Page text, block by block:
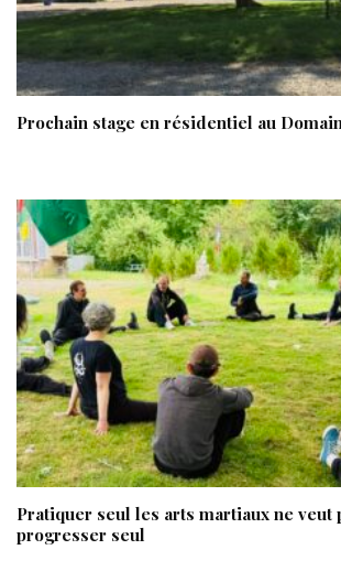
Prochain stage en résidentiel au
Pratiquer seul les arts martiaux ne veut
progresser seul